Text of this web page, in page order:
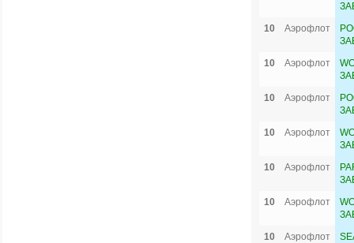
10
Аэрофлот
10
Аэрофлот
10
Аэрофлот
10
Аэрофлот
10
Аэрофлот
10
Аэрофлот
10
Аэрофлот